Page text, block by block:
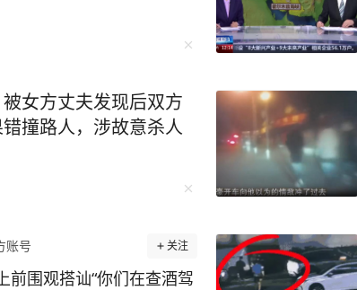
女方丈夫发现后双方
撞路人，涉故意杀人
账号 关注
前围观搭讪“你们在查酒驾